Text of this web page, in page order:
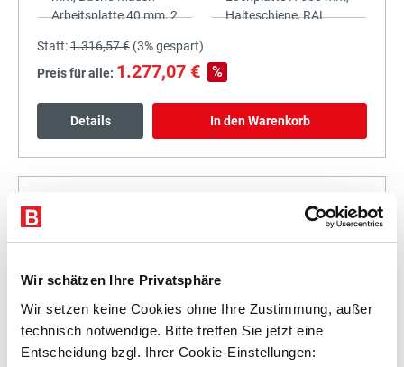
Wir schätzen Ihre Privatsphäre
Wir setzen keine Cookies ohne Ihre Zustimmung, außer
technisch notwendige. Bitte treffen Sie jetzt eine
Entscheidung bzgl. Ihrer Cookie-Einstellungen:
Statt:1.316,57 € (3%gespart)
Preis für alle: 1.277,07 € %
Details In den Warenkorb
+
Statt: 1.479,43 € (3%
gespart)
Preis für alle:1.435,05 € %